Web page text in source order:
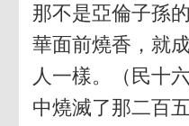
那不是亞倫子孫
華面前燒香，就
人一樣。（民十
中燒滅了那二百